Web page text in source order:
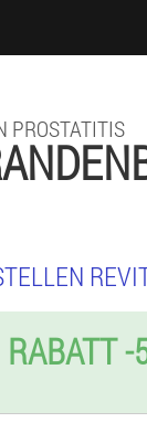
PROSTATITIS
RABATT -